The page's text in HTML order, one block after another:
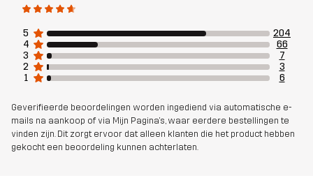
Artikelnummer 10848_2001
5
204
4
66
3
7
2
3
1
6
Geverifieerde beoordelingen worden ingediend via automatische e-
mails na aankoop of via Mijn Pagina's, waar eerdere bestellingen te
vinden zijn. Dit zorgt ervoor dat alleen klanten die het product hebben
gekocht een beoordeling kunnen achterlaten.